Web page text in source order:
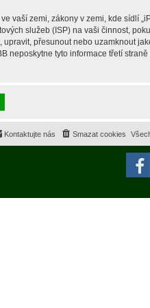
vaší zemi, zákony v zemi, kde sídlí
služeb (ISP) na vaši činnost,
přesunout nebo uzamknout
neposkytne tyto informace třetí straně
Smazat cookies
Kontaktujte nás